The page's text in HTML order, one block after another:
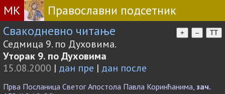
МК
Православни подсетник
Свакодневно читање
+ – TT
Седмица 9. по Духовима.
Уторак 9. по Духовима
15.08.2000 | дан пре | дан после
Прва Посланица Светог Апостола Павла Коринћанима, зач.